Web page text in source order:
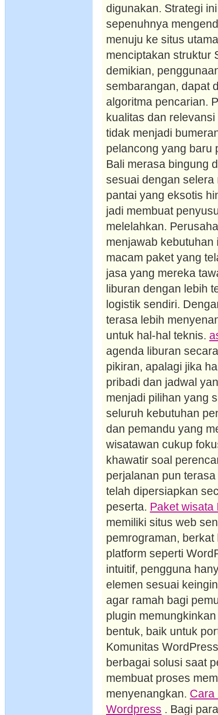
digunakan. Strategi
sepenuhnya
menuju ke situs
menciptakan struktur
demikian,
sembarangan, dapat
algoritma pencarian.
kualitas dan
tidak menjadi
pelancong yang baru
Bali merasa bingung
sesuai dengan
pantai yang eksotis
jadi membuat
melelahkan.
menjawab
macam paket yang
jasa yang mereka
liburan dengan lebih
logistik sendiri.
terasa lebih
untuk hal-hal teknis.
agenda liburan
pikiran, apalagi jika
pribadi dan jadwal
menjadi pilihan yang
seluruh kebutuhan
dan pemandu yang
wisatawan cukup
khawatir soal
perjalanan pun
telah dipersiapkan
peserta. Paket wisata
memiliki situs web
pemrograman,
platform seperti
intuitif, pengguna
elemen sesuai
agar ramah bagi
plugin
bentuk, baik untuk
Komunitas
berbagai solusi saat
membuat proses
menyenangkan. Cara
Wordpress . Bagi